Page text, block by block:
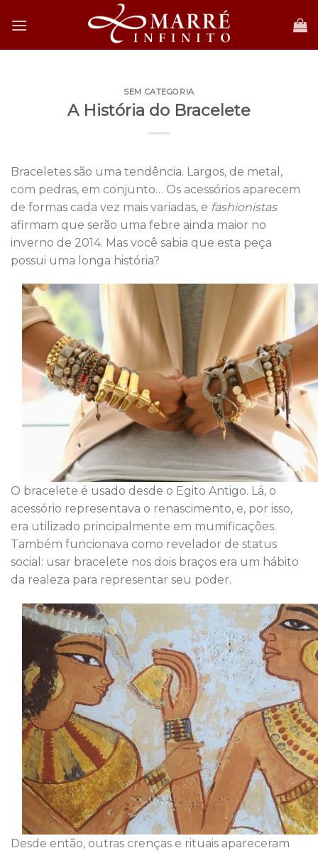
SEM CATEGORIA
A História do Bracelete
Braceletes são uma tendência. Largos, de metal,
com pedras, em conjunto… Os acessórios aparecem
de formas cada vez mais variadas, e fashionistas
afirmam que serão uma febre ainda maior no
inverno de 2014. Mas você sabia que esta peça
possui uma longa história?
O bracelete é usado desde o Egito Antigo. Lá, o
acessório representava o renascimento, e, por isso,
era utilizado principalmente em mumificações.
Também funcionava como revelador de status
social: usar bracelete nos dois braços era um hábito
da realeza para representar seu poder.
Desde então, outras crenças e rituais apareceram